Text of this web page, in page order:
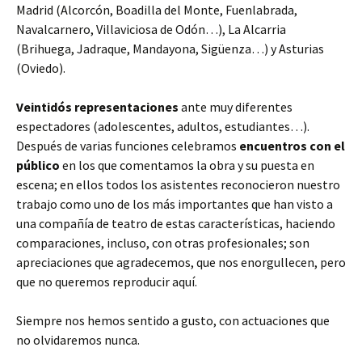
Madrid (Alcorcón, Boadilla del Monte, Fuenlabrada,
Navalcarnero, Villaviciosa de Odón…), La Alcarria
(Brihuega, Jadraque, Mandayona, Sigüenza…) y Asturias
(Oviedo).
Veintidós representaciones ante muy diferentes
espectadores (adolescentes, adultos, estudiantes…).
Después de varias funciones celebramos encuentros con el
público en los que comentamos la obra y su puesta en
escena; en ellos todos los asistentes reconocieron nuestro
trabajo como uno de los más importantes que han visto a
una compañía de teatro de estas características, haciendo
comparaciones, incluso, con otras profesionales; son
apreciaciones que agradecemos, que nos enorgullecen, pero
que no queremos reproducir aquí.
Siempre nos hemos sentido a gusto, con actuaciones que
no olvidaremos nunca.